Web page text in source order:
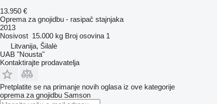
13.950 €
Oprema za gnojidbu - rasipač stajnjaka
2013
Nosivost 15.000 kg Broj osovina 1
Litvanija, Šilalė
UAB "Nousta"
Kontaktirajte prodavatelja
Pretplatite se na primanje novih oglasa iz ove kategorije
oprema za gnojidbu Samson